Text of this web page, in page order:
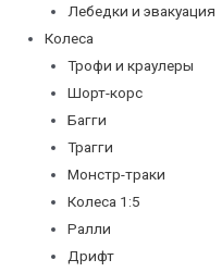
Лебедки и эвакуация
Колеса
Трофи и краулеры
Шорт-корс
Багги
Трагги
Монстр-траки
Колеса 1:5
Ралли
Дрифт